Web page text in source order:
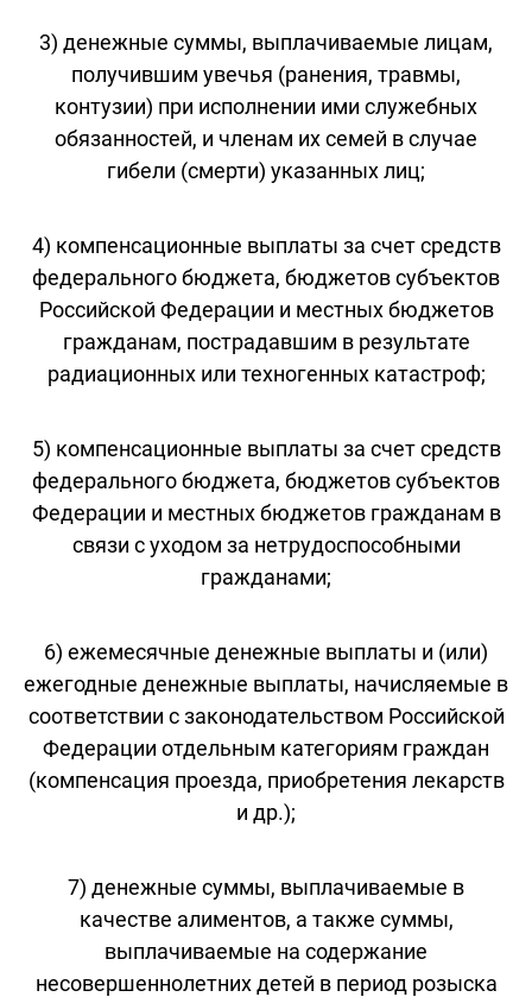
3) денежные суммы, выплачиваемые лицам,
получившим увечья (ранения, травмы,
контузии) при исполнении ими служебных
обязанностей, и членам их семей в случае
гибели (смерти) указанных лиц;
4) компенсационные выплаты за счет средств
федерального бюджета, бюджетов субъектов
Российской Федерации и местных бюджетов
гражданам, пострадавшим в результате
радиационных или техногенных катастроф;
5) компенсационные выплаты за счет средств
федерального бюджета, бюджетов субъектов
Федерации и местных бюджетов гражданам в
связи с уходом за нетрудоспособными
гражданами;
6) ежемесячные денежные выплаты и (или)
ежегодные денежные выплаты, начисляемые в
соответствии с законодательством Российской
Федерации отдельным категориям граждан
(компенсация проезда, приобретения лекарств
и др.);
7) денежные суммы, выплачиваемые в
качестве алиментов, а также суммы,
выплачиваемые на содержание
несовершеннолетних детей в период розыска